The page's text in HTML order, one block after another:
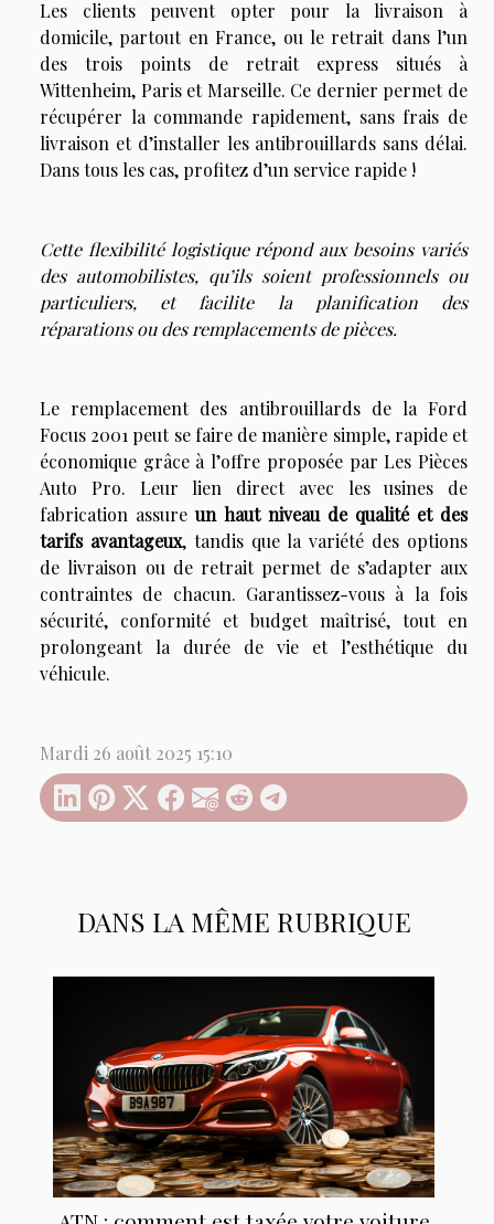
DANS LA MÊME RUBRIQUE
Les clients peuvent opter pour la livraison à
domicile, partout en France, ou le retrait dans l’un
des trois points de retrait express situés à
Wittenheim, Paris et Marseille. Ce dernier permet de
récupérer la commande rapidement, sans frais de
livraison et d’installer les antibrouillards sans délai.
Dans tous les cas, profitez d’un service rapide !
Cette flexibilité logistique répond aux besoins variés
des automobilistes, qu’ils soient professionnels ou
particuliers, et facilite la planification des
réparations ou des remplacements de pièces.
Le remplacement des antibrouillards de la Ford
Focus 2001 peut se faire de manière simple, rapide et
économique grâce à l’offre proposée par Les Pièces
Auto Pro. Leur lien direct avec les usines de
fabrication assureun haut niveau de qualité et des
tarifs avantageux, tandis que la variété des options
de livraison ou de retrait permet de s’adapter aux
contraintes de chacun. Garantissez-vous à la fois
sécurité, conformité et budget maîtrisé, tout en
prolongeant la durée de vie et l’esthétique du
véhicule.
Mardi 26 août 2025 15:10